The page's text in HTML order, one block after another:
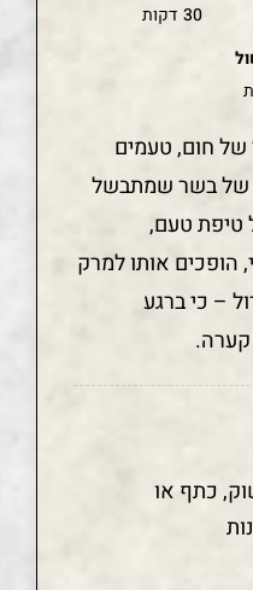
30 דקות
של חום, טעמים
של בשר שמתבשל
טיפת טעם,
הופכים אותו למרק
– כי ברגע
קערה.
כתף או